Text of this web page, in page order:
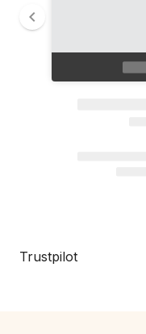
Trustpilot